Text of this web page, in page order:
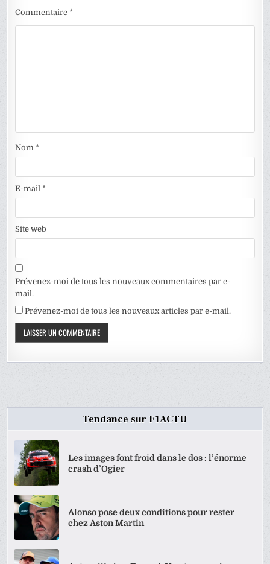
Commentaire*
Nom*
E-mail*
Site web
Prévenez-moi de tous les nouveaux commentaires par e-
mail.
Prévenez-moi de tous les nouveaux articles par e-mail.
Tendance sur F1ACTU
Les images font froid dans le dos : l’énorme
crash d’Ogier
Alonso pose deux conditions pour rester
chez Aston Martin